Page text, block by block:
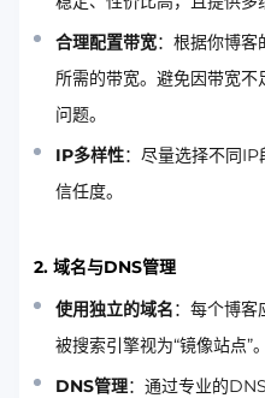
合理配置带宽：根据你博客
所需的带宽。避免因带宽
问题。
IP多样性：尽量选择不同
信任度。
2. 域名与DNS管理
使用独立的域名：每个博客
被搜索引擎视为“镜像站点”。
DNS管理：通过专业的